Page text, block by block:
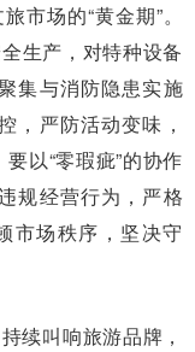
市场的“黄金期”。
生产，对特种设备
集与消防隐患实施
，严防活动变味，
以“零瑕疵”的协作
规经营行为，严格
市场秩序，坚决守
续叫响旅游品牌，